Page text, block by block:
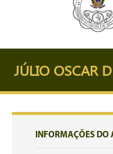
JÚLIO OSCAR
INFORMAÇÕES DO